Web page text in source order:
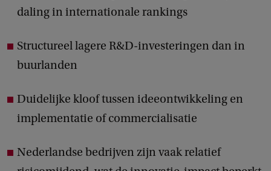
daling in internationale rankings
Structureel lagere R&D-investeringen dan in
buurlanden
Duidelijke kloof tussen ideeontwikkeling en
implementatie of commercialisatie
Nederlandse bedrijven zijn vaak relatief